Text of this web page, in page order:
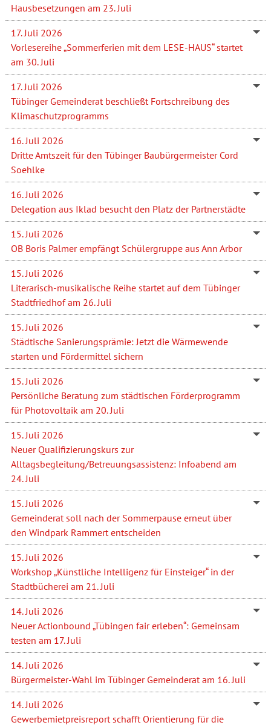
Hausbesetzungen am 23. Juli
17. Juli 2026
Vorlesereihe „Sommerferien mit dem LESE-HAUS“ startet
am 30. Juli
17. Juli 2026
Tübinger Gemeinderat beschließt Fortschreibung des
Klimaschutzprogramms
16. Juli 2026
Dritte Amtszeit für den Tübinger Baubürgermeister Cord
Soehlke
16. Juli 2026
Delegation aus Iklad besucht den Platz der Partnerstädte
15. Juli 2026
OB Boris Palmer empfängt Schülergruppe aus Ann Arbor
15. Juli 2026
Literarisch-musikalische Reihe startet auf dem Tübinger
Stadtfriedhof am 26. Juli
15. Juli 2026
Städtische Sanierungsprämie: Jetzt die Wärmewende
starten und Fördermittel sichern
15. Juli 2026
Persönliche Beratung zum städtischen Förderprogramm
für Photovoltaik am 20. Juli
15. Juli 2026
Neuer Qualifizierungskurs zur
Alltagsbegleitung/Betreuungsassistenz: Infoabend am
24. Juli
15. Juli 2026
Gemeinderat soll nach der Sommerpause erneut über
den Windpark Rammert entscheiden
15. Juli 2026
Workshop „Künstliche Intelligenz für Einsteiger“ in der
Stadtbücherei am 21. Juli
14. Juli 2026
Neuer Actionbound „Tübingen fair erleben“: Gemeinsam
testen am 17. Juli
14. Juli 2026
Bürgermeister-Wahl im Tübinger Gemeinderat am 16. Juli
14. Juli 2026
Gewerbemietpreisreport schafft Orientierung für die